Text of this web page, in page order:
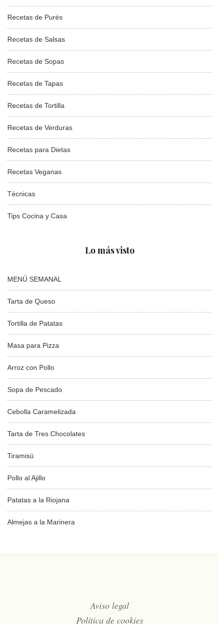
Recetas de Purés
Recetas de Salsas
Recetas de Sopas
Recetas de Tapas
Recetas de Tortilla
Recetas de Verduras
Recetas para Dietas
Recetas Veganas
Técnicas
Tips Cocina y Casa
Lo más visto
MENÚ SEMANAL
Tarta de Queso
Tortilla de Patatas
Masa para Pizza
Arroz con Pollo
Sopa de Pescado
Cebolla Caramelizada
Tarta de Tres Chocolates
Tiramisú
Pollo al Ajillo
Patatas a la Riojana
Almejas a la Marinera
Aviso legal
Política de cookies